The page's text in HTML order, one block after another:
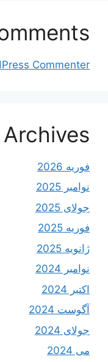
Commenter
Archives
فوریه 2026
نوامبر 2025
جولای 2025
فوریه 2025
ژانویه 2025
نوامبر 2024
اکتبر 2024
آگوست 2024
جولای 2024
می 2024